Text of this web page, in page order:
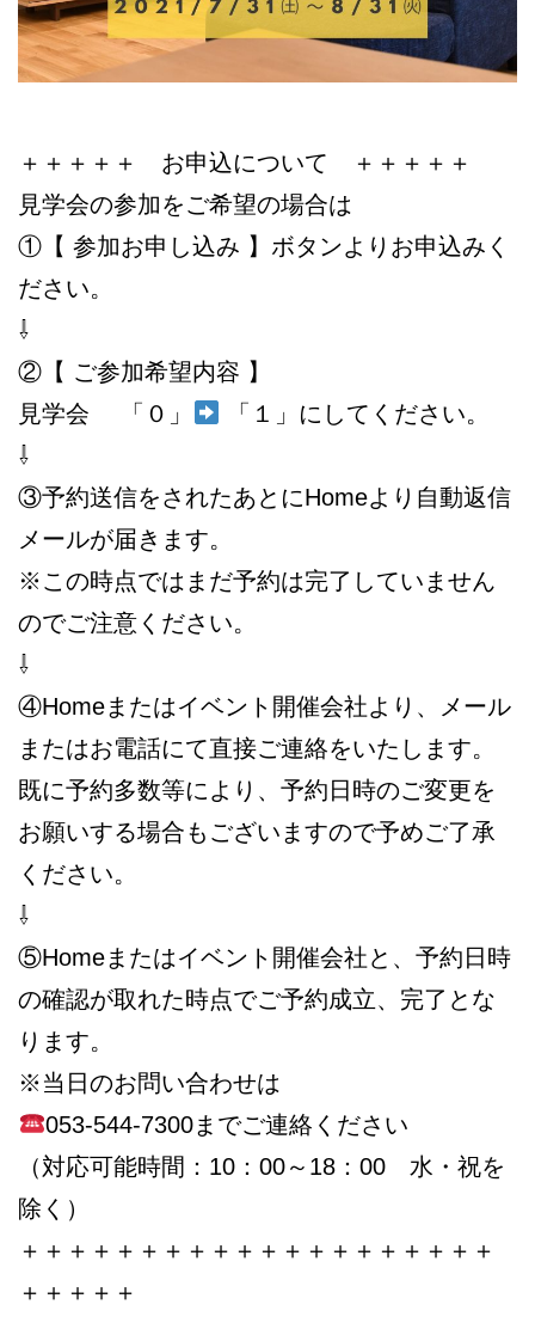
＋＋＋＋＋ お申込について ＋＋＋＋＋
見学会の参加をご希望の場合は
①【 参加お申し込み 】ボタンよりお申込みく
ださい。
⇩
②【 ご参加希望内容 】
見学会 「０」
「１」にしてください。
⇩
③予約送信をされたあとにHomeより自動返信
メールが届きます。
※この時点ではまだ予約は完了していません
のでご注意ください。
⇩
④Homeまたはイベント開催会社より、メール
またはお電話にて直接ご連絡をいたします。
既に予約多数等により、予約日時のご変更を
お願いする場合もございますので予めご了承
ください。
⇩
⑤Homeまたはイベント開催会社と、予約日時
の確認が取れた時点でご予約成立、完了とな
ります。
※当日のお問い合わせは
053-544-7300までご連絡ください
（対応可能時間：10：00～18：00 水・祝を
除く）
＋＋＋＋＋＋＋＋＋＋＋＋＋＋＋＋＋＋＋＋
＋＋＋＋＋